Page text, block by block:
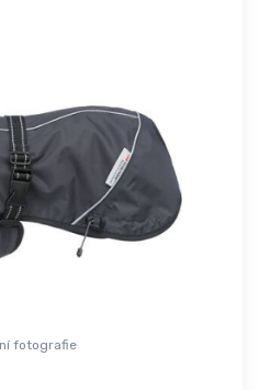
fotografie